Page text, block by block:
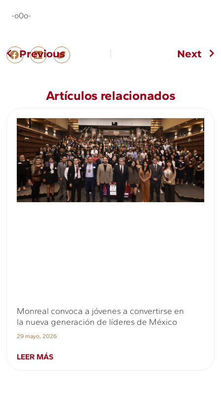
-o0o-
Previous Next
Artículos relacionados
Monreal convoca a jóvenes a convertirse en
la nueva generación de líderes de México
29 mayo, 2026
LEER MÁS